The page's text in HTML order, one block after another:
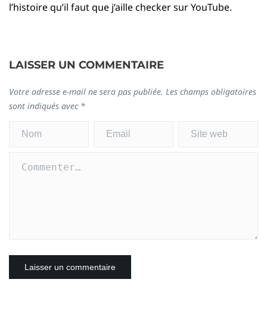
l’histoire qu’il faut que j’aille checker sur YouTube.
LAISSER UN COMMENTAIRE
Votre adresse e-mail ne sera pas publiée. Les champs obligatoires
sont indiqués avec *